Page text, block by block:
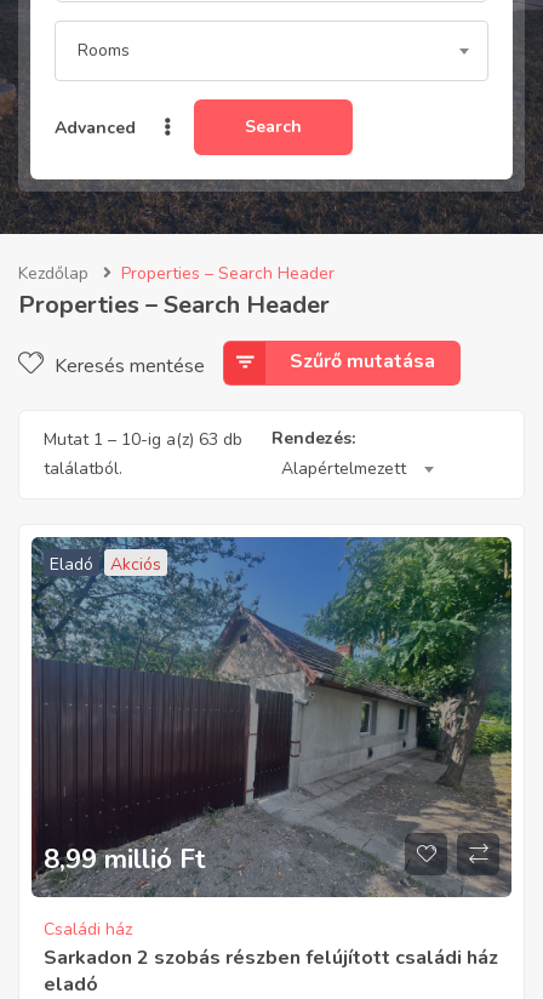
Rooms
Advanced Search
Kezdőlap Properties – Search Header
Properties – Search Header
Keresés mentése Szűrő mutatása
Mutat 1 – 10-ig a(z) 63 db
találatból.
Rendezés:
Alapértelmezett
Eladó Akciós
8,99 millió Ft
Családi ház
Sarkadon 2 szobás részben felújított családi ház
eladó